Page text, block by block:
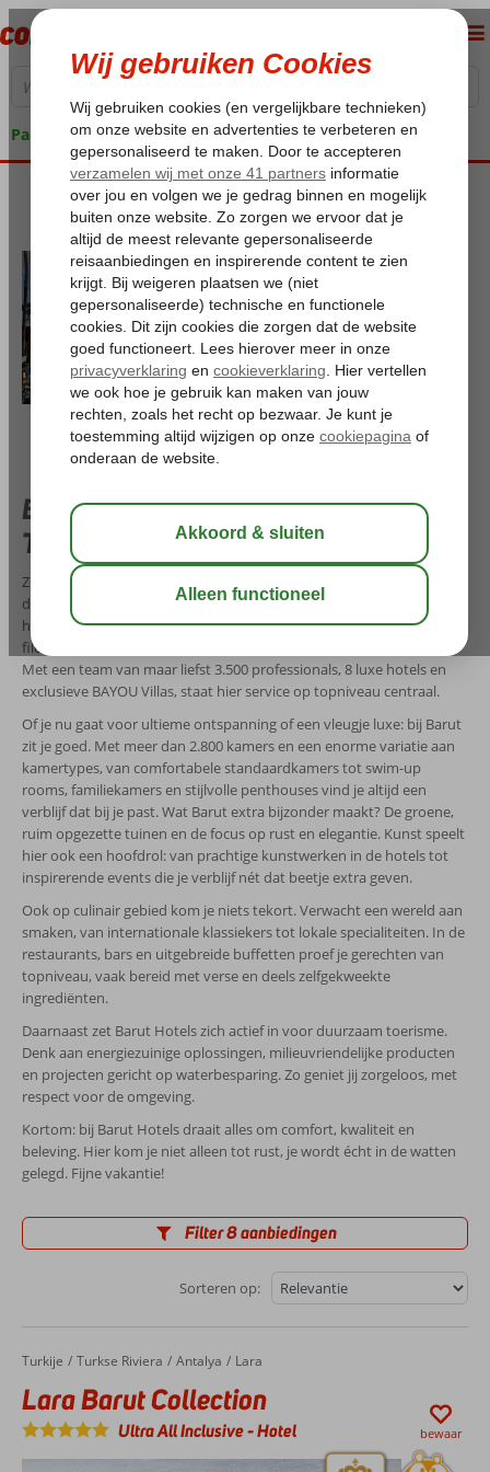
Pakketgarantie
Barut Hotels: al meer dan 50 jaar pure
Turkse gastvrijheid
Zin in een vakantie waar alles klopt? Barut Hotels weet precies hoe
dat moet. Al sinds 1971 verwelkomt deze toonaangevende
hotelketen gasten van over de hele wereld met één duidelijke
filosofie: Gelukkige werknemers, gelukkige gasten. En dat merk je.
Met een team van maar liefst 3.500 professionals, 8 luxe hotels en
exclusieve BAYOU Villas, staat hier service op topniveau centraal.
Of je nu gaat voor ultieme ontspanning of een vleugje luxe: bij Barut
zit je goed. Met meer dan 2.800 kamers en een enorme variatie aan
kamertypes, van comfortabele standaardkamers tot swim-up
rooms, familiekamers en stijlvolle penthouses vind je altijd een
verblijf dat bij je past. Wat Barut extra bijzonder maakt? De groene,
ruim opgezette tuinen en de focus op rust en elegantie. Kunst speelt
hier ook een hoofdrol: van prachtige kunstwerken in de hotels tot
inspirerende events die je verblijf nét dat beetje extra geven.
Ook op culinair gebied kom je niets tekort. Verwacht een wereld aan
smaken, van internationale klassiekers tot lokale specialiteiten. In de
restaurants, bars en uitgebreide buffetten proef je gerechten van
topniveau, vaak bereid met verse en deels zelfgekweekte
ingrediënten.
Daarnaast zet Barut Hotels zich actief in voor duurzaam toerisme.
Denk aan energiezuinige oplossingen, milieuvriendelijke producten
en projecten gericht op waterbesparing. Zo geniet jij zorgeloos, met
respect voor de omgeving.
Kortom: bij Barut Hotels draait alles om comfort, kwaliteit en
beleving. Hier kom je niet alleen tot rust, je wordt écht in de watten
gelegd. Fijne vakantie!
Filter 8 aanbiedingen
Sorteren op:
Home
Turkije Turkse Riviera Antalya Lara
Lara Barut Collection
Lara Barut Collection
Ultra All Inclusive-Hotel bewaar